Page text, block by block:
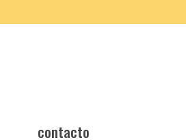
contacto